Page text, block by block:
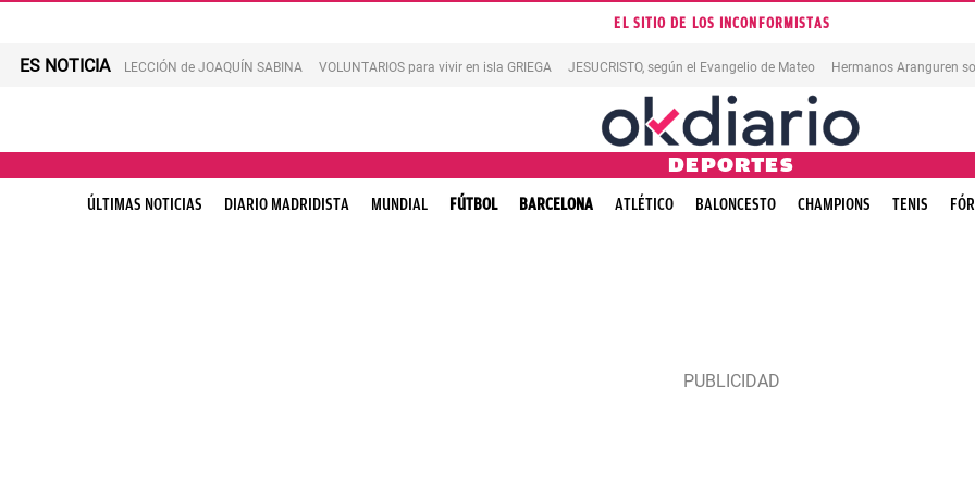
EL SITIO DE LOS INCONFORMISTAS
ES NOTICIA LECCIÓN de JOAQUÍN SABINA VOLUNTARIOS para vivir en isla GRIEGA JESUCRISTO, según el Evangelio de Mateo Hermanos Aranguren
DEPORTES
ÚLTIMAS NOTICIAS DIARIO MADRIDISTA MUNDIAL FÚTBOL BARCELONA ATLÉTICO BALONCESTO CHAMPIONS TENIS